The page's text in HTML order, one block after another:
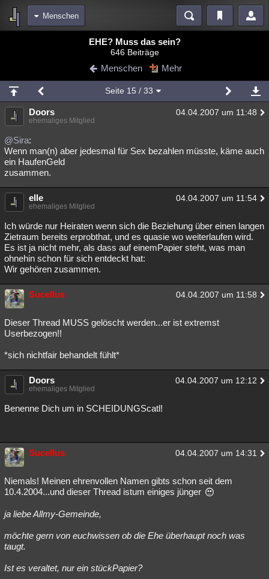
Menschen
Blogs Videos
Chat Wiki Neuigkeiten
meine Rubriken
Menschen Mystery Kriminalfälle
Spiritualität
Natur Umfragen
Philosophie Literatur
Astronomie Helpdesk Gruppen Gaming Filme
Musik Clash Verbesserungen Allmystery English
Übersichten
Besucht Teilgenommen Alle Neue Geschlossen
Lesenswert
EHE? Muss das sein?
646 Beiträge
Menschen Mehr
Seite 15 / 33
Doors 04.04.2007 um 11:48
ehemaliges Mitglied
@Sira:
Wenn man(n) aber jedesmal für Sex bezahlen müsste, käme auch
ein HaufenGeld
zusammen.
elle 04.04.2007 um 11:54
ehemaliges Mitglied
Ich würde nur Heiraten wenn sich die Beziehung über einen langen
Zietraum bereits erprobthat, und es quasie wo weiterlaufen wird.
Es ist ja nicht mehr, als dass auf einemPapier steht, was man
ohnehin schon für sich entdeckt hat:
Wir gehören zusammen.
Sucellus 04.04.2007 um 11:58
Dieser Thread MUSS gelöscht werden...er ist extremst
Userbezogen!!
*sich nichtfair behandelt fühlt*
Doors 04.04.2007 um 12:12
ehemaliges Mitglied
Benenne Dich um in SCHEIDUNGScatl!
Sucellus 04.04.2007 um 14:31
Niemals! Meinen ehrenvollen Namen gibts schon seit dem
10.4.2004...und dieser Thread istum einiges jünger
ja liebe Allmy-Gemeinde,
möchte gern von euchwissen ob die Ehe überhaupt noch was
taugt.
Ist es veraltet, nur ein stückPapier?